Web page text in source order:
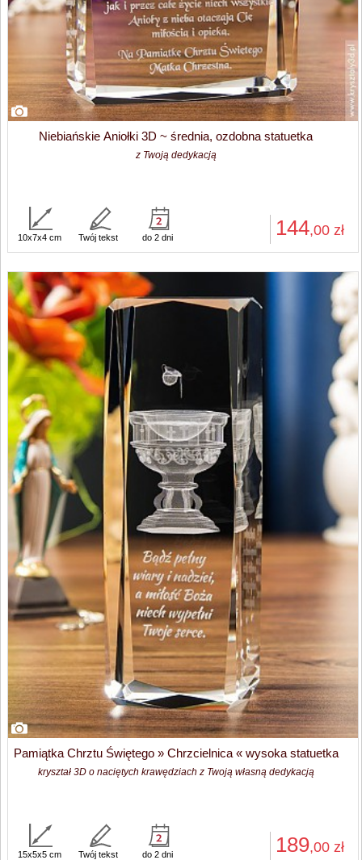
Niebiańskie Aniołki 3D ~ średnia, ozdobna statuetka
z Twoją dedykacją
144,00 zł
10x7x4 cm Twój tekst do 2 dni
Pamiątka Chrztu Świętego » Chrzcielnica « wysoka statuetka
kryształ 3D o naciętych krawędziach z Twoją własną dedykacją
189,00 zł
15x5x5 cm Twój tekst do 2 dni